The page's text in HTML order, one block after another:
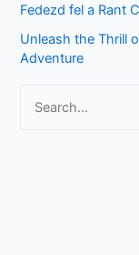
Fedezd fel a Rant
Unleash the Thrill
Adventure